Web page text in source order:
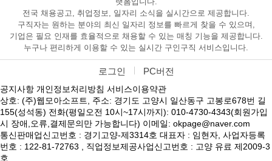
전국 채용공고, 취업정보, 일자리 소식을 실시간으로 제공합니다.
구직자는 원하는 분야의 최신 일자리 정보를 빠르게 찾을 수 있으며,
기업은 필요 인재를 효율적으로 채용할 수 있는 매칭 기능을 제공합니다.
누구나 편리하게 이용할 수 있는 실시간 구인구직 서비스입니다.
로그인 PC버전
공지사항 개인정보처리방침 서비스이용약관
상호: (주)웹모아소프트, 주소: 경기도 고양시 일산동구 고봉로678번 길
155(성석동) 전화(평일오전 10시~17시까지): 010-4730-4343(회원가입
시 장애,오류,결제문의만 가능합니다) 이메일: okpage@naver.com
통신판매업신고번호 : 경기고양-제3314호 대표자 : 임현자, 사업자등록
번호 : 122-81-72763 , 직업정보제공사업신고번호 : 고양 유료 제2009-3
호